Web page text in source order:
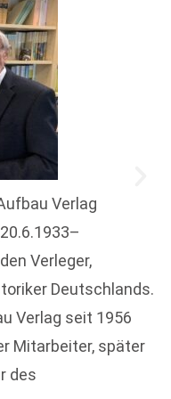
Verlag
Verleger,
Deutschlands.
Verlag seit 1956
Mitarbeiter, später
des